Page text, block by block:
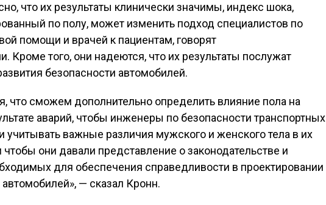
что их результаты клинически значимы, индекс шока,
по полу, может изменить подход специалистов по
помощи и врачей к пациентам, говорят
Кроме того, они надеются, что их результаты послужат
безопасности автомобилей.
что сможем дополнительно определить влияние пола на
аварий, чтобы инженеры по безопасности транспортных
учитывать важные различия мужского и женского тела в их
чтобы они давали представление о законодательстве и
для обеспечения справедливости в проектировании
— сказал Кронн.